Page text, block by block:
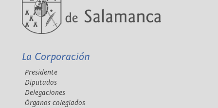
La Corporación
Presidente
Diputados
Delegaciones
Órganos colegiados